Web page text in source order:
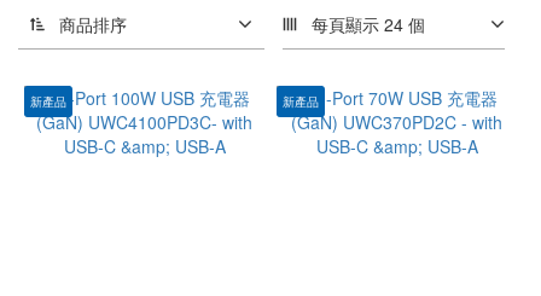
商品排序 每頁顯示 24 個
新產品 新產品